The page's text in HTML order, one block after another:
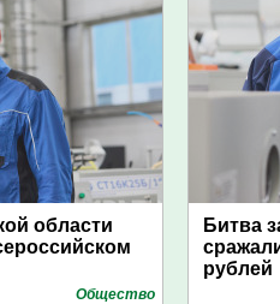
области
Общество
Битва
рублей